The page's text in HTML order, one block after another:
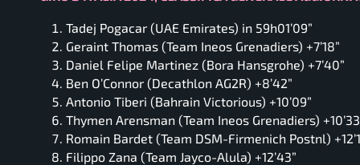
Tadej Pogacar (UAE Emirates) in 59h01’09”
Geraint Thomas (Team Ineos Grenadiers) +7’18”
Daniel Felipe Martinez (Bora Hansgrohe) +7’40”
Ben O’Connor (Decathlon AG2R) +8’42”
Antonio Tiberi (Bahrain Victorious) +10’09”
Thymen Arensman (Team Ineos Grenadiers)
Romain Bardet (Team DSM-Firmenich Postnl)
Filippo Zana (Team Jayco-Alula) +12’43”